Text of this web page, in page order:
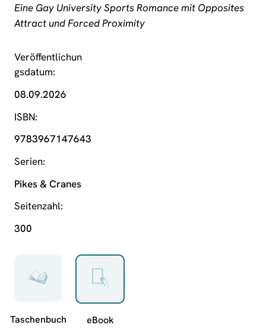
Eine Gay University Sports Romance mit Opposites
Attract und Forced Proximity
Veröffentlichun
gsdatum
08.09.2026
ISBN
9783967147643
Serien
Pikes & Cranes
Seitenzahl
300